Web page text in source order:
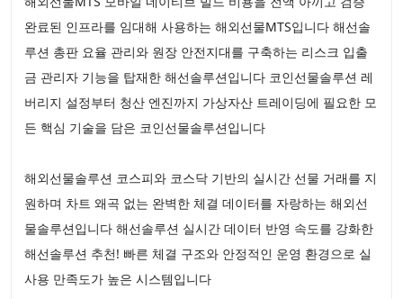
완료된 인프라를 임대해 사용하는 해외선물MTS입니다 해선솔
루션 총판 요율 관리와 원장 안전지대를 구축하는 리스크 입출
금 관리자 기능을 탑재한 해선솔루션입니다 코인선물솔루션 레
버리지 설정부터 청산 엔진까지 가상자산 트레이딩에 필요한 모
든 핵심 기술을 담은 코인선물솔루션입니다
해외선물솔루션 코스피와 코스닥 기반의 실시간 선물 거래를 지
원하며 차트 왜곡 없는 완벽한 체결 데이터를 자랑하는 해외선
물솔루션입니다 해선솔루션 실시간 데이터 반영 속도를 강화한
해선솔루션 추천! 빠른 체결 구조와 안정적인 운영 환경으로 실
사용 만족도가 높은 시스템입니다